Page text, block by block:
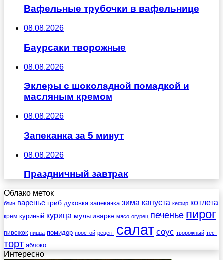
Вафельные трубочки в вафельнице
08.08.2026
Баурсаки творожные
08.08.2026
Эклеры с шоколадной помадкой и
масляным кремом
08.08.2026
Запеканка за 5 минут
08.08.2026
Праздничный завтрак
Облако меток
блин варенье гриб духовка запеканка зима капуста кефир котлета
крем куриный курица мультиварке мясо огурец печенье пирог
пирожок пицца помидор простой рецепт салат соус творожный тест
торт яблоко
Интересно